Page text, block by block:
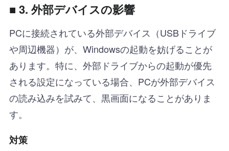
■ 3. 外部デバイスの影響
PCに接続されている外部デバイス（USBドライブ
や周辺機器）が、Windowsの起動を妨げることが
あります。特に、外部ドライブからの起動が優先
される設定になっている場合、PCが外部デバイス
の読み込みを試みて、黒画面になることがありま
す。
対策